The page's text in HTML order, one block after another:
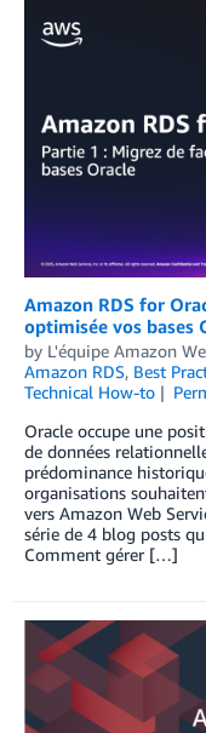
Amazon RDS for
optimisée vos bases
by L'équipe Amazon
Amazon RDS, Best
Technical How-to
Oracle occupe une
de données
prédominance
organisations
vers Amazon Web
série de 4 blog posts
Comment gérer […]